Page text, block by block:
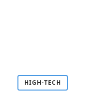
HIGH-TECH